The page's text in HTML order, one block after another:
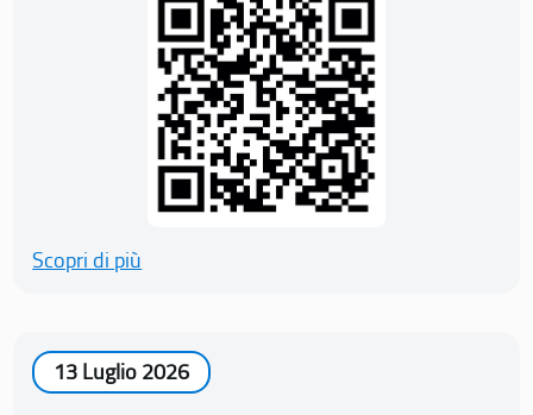
Scopri di più
13 Luglio 2026